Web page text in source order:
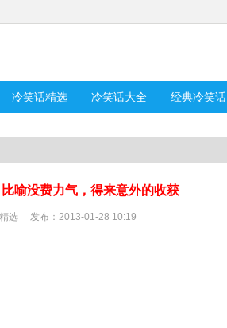
冷笑话精选 冷笑话大全 经典冷笑话
喻没费力气，得来意外的收获
选 发布：2013-01-28 10:19